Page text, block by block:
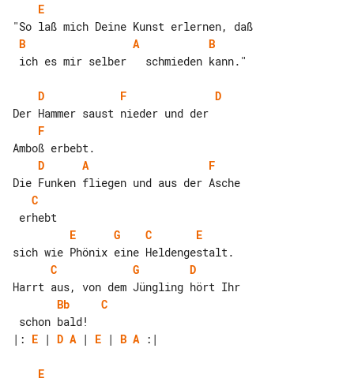
E
B
A
B
D F
D
F
D
A
F
C
E
G C
E
C
G
D
Bb
C
|: E | D A | E | B A :|
E